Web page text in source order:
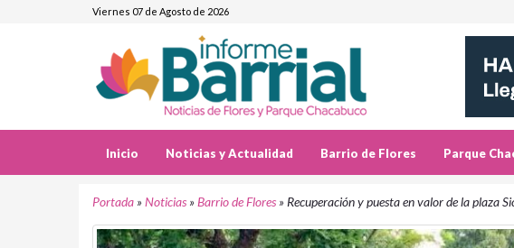
Viernes 07 de Agosto de 2026
Inicio Noticias y Actualidad Barrio de Flores Parque
Portada »Noticias »Barrio de Flores » Recuperación y puesta en valor de la plaza